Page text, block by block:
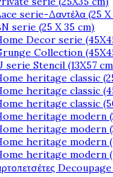
serie-Δαντέλα (25
serie (25 X 35 cm)
Decor serie
Collection
serie Stencil (13X57
heritage classic
heritage classic
heritage classic
heritage modern
heritage modern
heritage modern
heritage modern